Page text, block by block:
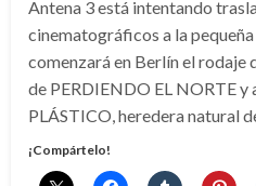
Antena 3 está intentando
cinematográficos a la
comenzará en Berlín el rodaje
de PERDIENDO EL NORTE y
PLÁSTICO, heredera natural
¡Compártelo!